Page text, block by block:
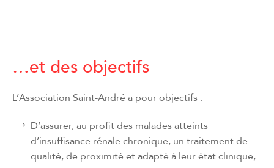
…et des objectifs
L’Association Saint-André a pour objectifs :
D’assurer, au profit des malades atteints
d’insuffisance rénale chronique, un traitement de
qualité, de proximité et adapté à leur état clinique,